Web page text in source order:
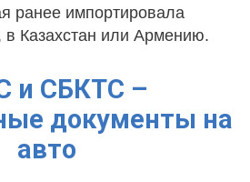
ранее импортировала
в Казахстан или Армению.
и СБКТС –
документы на
авто